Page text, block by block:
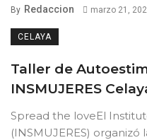
By Redaccion marzo 21,
CELAYA
Taller de
INSMUJERES
Spread the loveEl
(INSMUJERES)